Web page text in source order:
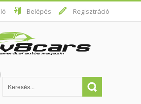
Belépés Regisztráció